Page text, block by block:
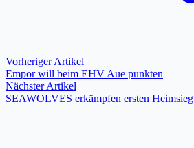
Vorheriger Artikel
Empor will beim EHV Aue punkten
Nächster Artikel
SEAWOLVES erkämpfen ersten Heimsieg